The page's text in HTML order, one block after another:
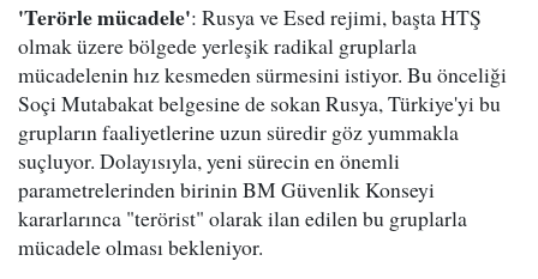
'Terörle mücadele': Rusya ve Esed rejimi, başta HTŞ
olmak üzere bölgede yerleşik radikal gruplarla
mücadelenin hız kesmeden sürmesini istiyor. Bu önceliği
Soçi Mutabakat belgesine de sokan Rusya, Türkiye'yi bu
grupların faaliyetlerine uzun süredir göz yummakla
suçluyor. Dolayısıyla, yeni sürecin en önemli
parametrelerinden birinin BM Güvenlik Konseyi
kararlarınca "terörist" olarak ilan edilen bu gruplarla
mücadele olması bekleniyor.